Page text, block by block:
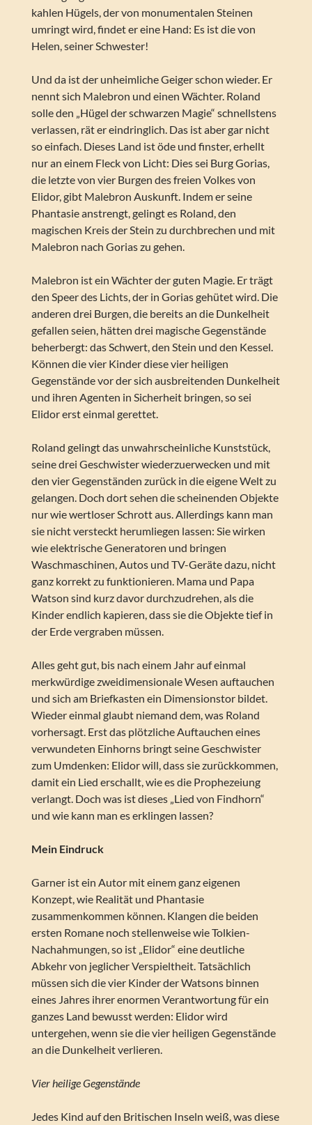
kahlen Hügels, der von monumentalen Steinen
umringt wird, findet er eine Hand: Es ist die von
Helen, seiner Schwester!
Und da ist der unheimliche Geiger schon wieder. Er
nennt sich Malebron und einen Wächter. Roland
solle den „Hügel der schwarzen Magie“ schnellstens
verlassen, rät er eindringlich. Das ist aber gar nicht
so einfach. Dieses Land ist öde und finster, erhellt
nur an einem Fleck von Licht: Dies sei Burg Gorias,
die letzte von vier Burgen des freien Volkes von
Elidor, gibt Malebron Auskunft. Indem er seine
Phantasie anstrengt, gelingt es Roland, den
magischen Kreis der Stein zu durchbrechen und mit
Malebron nach Gorias zu gehen.
Malebron ist ein Wächter der guten Magie. Er trägt
den Speer des Lichts, der in Gorias gehütet wird. Die
anderen drei Burgen, die bereits an die Dunkelheit
gefallen seien, hätten drei magische Gegenstände
beherbergt: das Schwert, den Stein und den Kessel.
Können die vier Kinder diese vier heiligen
Gegenstände vor der sich ausbreitenden Dunkelheit
und ihren Agenten in Sicherheit bringen, so sei
Elidor erst einmal gerettet.
Roland gelingt das unwahrscheinliche Kunststück,
seine drei Geschwister wiederzuerwecken und mit
den vier Gegenständen zurück in die eigene Welt zu
gelangen. Doch dort sehen die scheinenden Objekte
nur wie wertloser Schrott aus. Allerdings kann man
sie nicht versteckt herumliegen lassen: Sie wirken
wie elektrische Generatoren und bringen
Waschmaschinen, Autos und TV-Geräte dazu, nicht
ganz korrekt zu funktionieren. Mama und Papa
Watson sind kurz davor durchzudrehen, als die
Kinder endlich kapieren, dass sie die Objekte tief in
der Erde vergraben müssen.
Alles geht gut, bis nach einem Jahr auf einmal
merkwürdige zweidimensionale Wesen auftauchen
und sich am Briefkasten ein Dimensionstor bildet.
Wieder einmal glaubt niemand dem, was Roland
vorhersagt. Erst das plötzliche Auftauchen eines
verwundeten Einhorns bringt seine Geschwister
zum Umdenken: Elidor will, dass sie zurückkommen,
damit ein Lied erschallt, wie es die Prophezeiung
verlangt. Doch was ist dieses „Lied von Findhorn“
und wie kann man es erklingen lassen?
Mein Eindruck
Garner ist ein Autor mit einem ganz eigenen
Konzept, wie Realität und Phantasie
zusammenkommen können. Klangen die beiden
ersten Romane noch stellenweise wie Tolkien-
Nachahmungen, so ist „Elidor“ eine deutliche
Abkehr von jeglicher Verspieltheit. Tatsächlich
müssen sich die vier Kinder der Watsons binnen
eines Jahres ihrer enormen Verantwortung für ein
ganzes Land bewusst werden: Elidor wird
untergehen, wenn sie die vier heiligen Gegenstände
an die Dunkelheit verlieren.
Vier heilige Gegenstände
Jedes Kind auf den Britischen Inseln weiß, was diese